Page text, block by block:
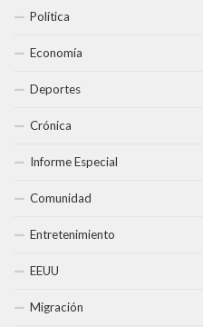
Política
Economía
Deportes
Crónica
Informe Especial
Comunidad
Entretenimiento
EEUU
Migración